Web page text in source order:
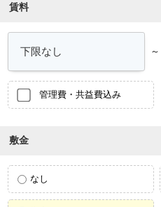
賃料
～
管理費・共益費込み
敷金
なし